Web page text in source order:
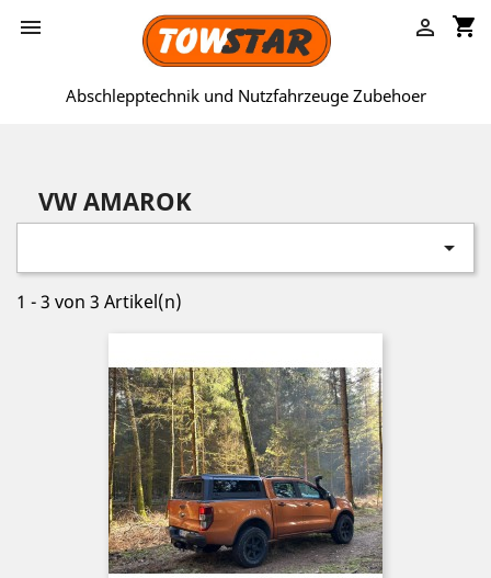
 shopping_cart

Abschlepptechnik und Nutzfahrzeuge Zubehoer
VW AMAROK

1 - 3 von 3 Artikel(n)